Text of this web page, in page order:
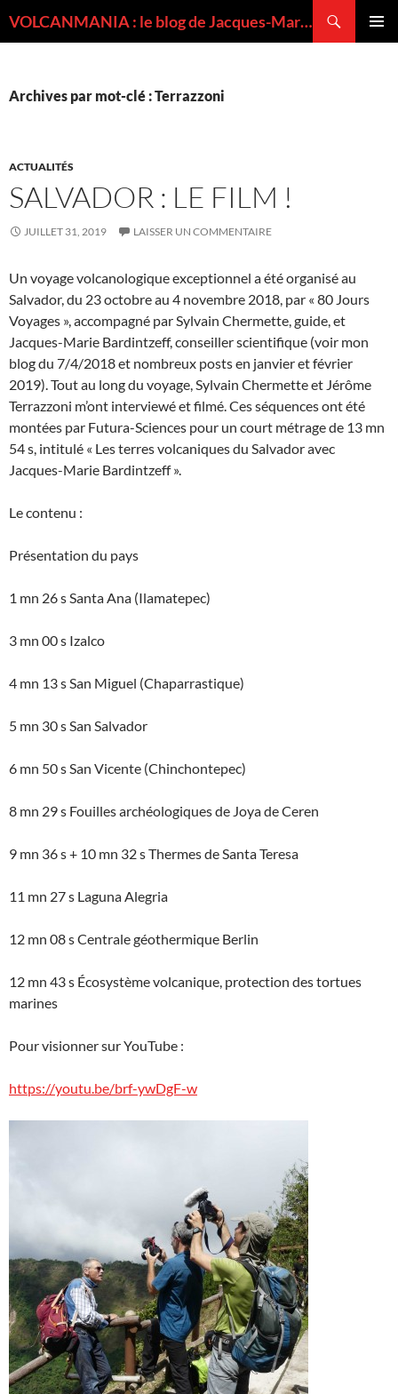
VOLCANMANIA : le blog de Jacques-Marie BARDINTZEFF, volcanologue
Archives par mot-clé : Terrazzoni
ACTUALITÉS
SALVADOR : LE FILM !
JUILLET 31, 2019 LAISSER UN COMMENTAIRE
Un voyage volcanologique exceptionnel a été organisé au
Salvador, du 23 octobre au 4 novembre 2018, par « 80 Jours
Voyages », accompagné par Sylvain Chermette, guide, et
Jacques-Marie Bardintzeff, conseiller scientifique (voir mon
blog du 7/4/2018 et nombreux posts en janvier et février
2019). Tout au long du voyage, Sylvain Chermette et Jérôme
Terrazzoni m’ont interviewé et filmé. Ces séquences ont été
montées par Futura-Sciences pour un court métrage de 13 mn
54 s, intitulé « Les terres volcaniques du Salvador avec
Jacques-Marie Bardintzeff ».
Le contenu :
Présentation du pays
1 mn 26 s Santa Ana (Ilamatepec)
3 mn 00 s Izalco
4 mn 13 s San Miguel (Chaparrastique)
5 mn 30 s San Salvador
6 mn 50 s San Vicente (Chinchontepec)
8 mn 29 s Fouilles archéologiques de Joya de Ceren
9 mn 36 s + 10 mn 32 s Thermes de Santa Teresa
11 mn 27 s Laguna Alegria
12 mn 08 s Centrale géothermique Berlin
12 mn 43 s Écosystème volcanique, protection des tortues
marines
Pour visionner sur YouTube :
https://youtu.be/brf-ywDgF-w